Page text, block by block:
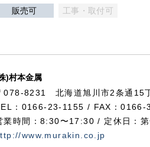
販売可 工事・取付可
)村本金属
078-8231 北海道旭川市2条通15
：0166-23-1155 / FAX：
業時間：8:30〜17:30 / 定休日：第
www.murakin.co.jp